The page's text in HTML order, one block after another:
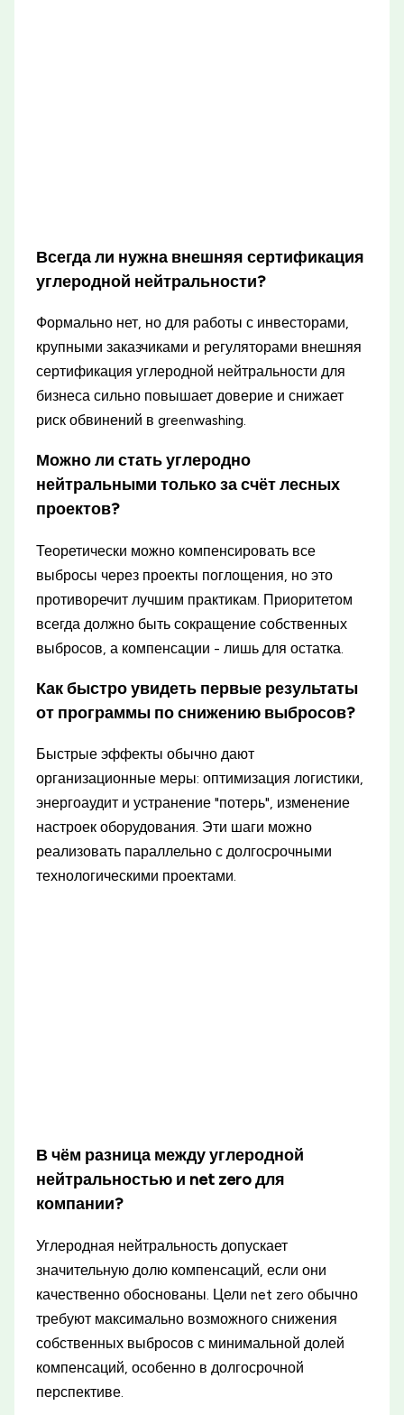
Всегда ли нужна внешняя сертификация
углеродной нейтральности?
Формально нет, но для работы с инвесторами,
крупными заказчиками и регуляторами внешняя
сертификация углеродной нейтральности для
бизнеса сильно повышает доверие и снижает
риск обвинений в greenwashing.
Можно ли стать углеродно
нейтральными только за счёт лесных
проектов?
Теоретически можно компенсировать все
выбросы через проекты поглощения, но это
противоречит лучшим практикам. Приоритетом
всегда должно быть сокращение собственных
выбросов, а компенсации - лишь для остатка.
Как быстро увидеть первые результаты
от программы по снижению выбросов?
Быстрые эффекты обычно дают
организационные меры: оптимизация логистики,
энергоаудит и устранение "потерь", изменение
настроек оборудования. Эти шаги можно
реализовать параллельно с долгосрочными
технологическими проектами.
В чём разница между углеродной
нейтральностью и net zero для
компании?
Углеродная нейтральность допускает
значительную долю компенсаций, если они
качественно обоснованы. Цели net zero обычно
требуют максимально возможного снижения
собственных выбросов с минимальной долей
компенсаций, особенно в долгосрочной
перспективе.